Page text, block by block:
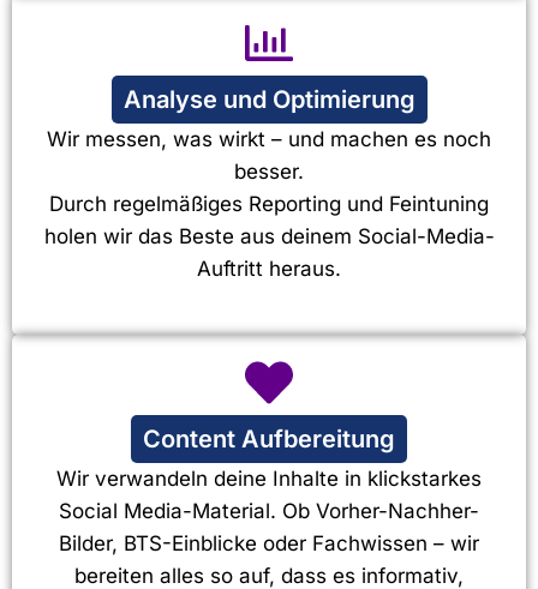
Analyse und Optimierung
Wir messen, was wirkt – und machen es noch
besser.
Durch regelmäßiges Reporting und Feintuning
holen wir das Beste aus deinem Social-Media-
Auftritt heraus.
Content Aufbereitung
Wir verwandeln deine Inhalte in klickstarkes
Social Media-Material. Ob Vorher-Nachher-
Bilder, BTS-Einblicke oder Fachwissen – wir
bereiten alles so auf, dass es informativ,